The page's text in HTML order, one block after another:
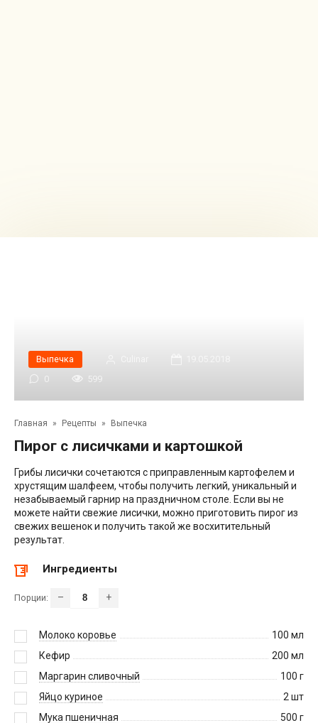
Выпечка
0
599
Главная » Рецепты » Выпечка
Пирог с лисичками и картошкой
Грибы лисички сочетаются с приправленным картофелем и
хрустящим шалфеем, чтобы получить легкий, уникальный и
незабываемый гарнир на праздничном столе. Если вы не
можете найти свежие лисички, можно приготовить пирог из
свежих вешенок и получить такой же восхитительный
результат.
Ингредиенты
Порции: – +
Молоко коровье 100 мл
Кефир
200 мл
Маргарин сливочный
100 г
Яйцо куриное
2шт
Мука пшеничная
500 г